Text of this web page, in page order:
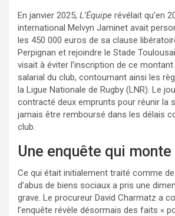
En janvier 2025, L’Équipe révélait qu’en
international Melvyn Jaminet avait
les 450 000 euros de sa clause
Perpignan et rejoindre le Stade
visait à éviter l’inscription de ce
salarial du club, contournant ainsi les
la Ligue Nationale de Rugby (LNR). Le
contracté deux emprunts pour réunir la
jamais être remboursé dans les délais
club.
Une enquête qui monte
Ce qui était initialement traité comme
d’abus de biens sociaux a pris une
grave. Le procureur David Charmatz a
l’enquête révèle désormais des faits «